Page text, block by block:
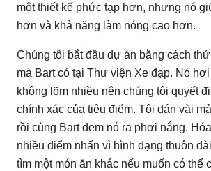
một thiết kế phức tạp hơn, nhưng nó
hơn và khả năng làm nóng cao hơn.
Chúng tôi bắt đầu dự án bằng cách
mà Bart có tại Thư viện Xe đạp. Nó
không lõm nhiều nên chúng tôi quyết
chính xác của tiêu điểm. Tôi dán vài
rồi cùng Bart đem nó ra phơi nắng.
nhiều điểm nhấn vì hình dạng thuôn
tìm một món ăn khác nếu muốn có thể